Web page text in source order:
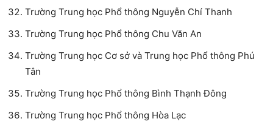
Trường Trung học Phổ thông Nguyễn Chí Thanh
Trường Trung học Phổ thông Chu Văn An
Trường Trung học Cơ sở và Trung học Phổ thông Phú
Tân
Trường Trung học Phổ thông Bình Thạnh Đông
Trường Trung học Phổ thông Hòa Lạc